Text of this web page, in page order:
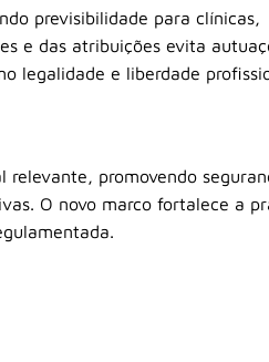
previsibilidade para clínicas,
e das atribuições evita
legalidade e liberdade
promovendo
O novo marco fortalece a